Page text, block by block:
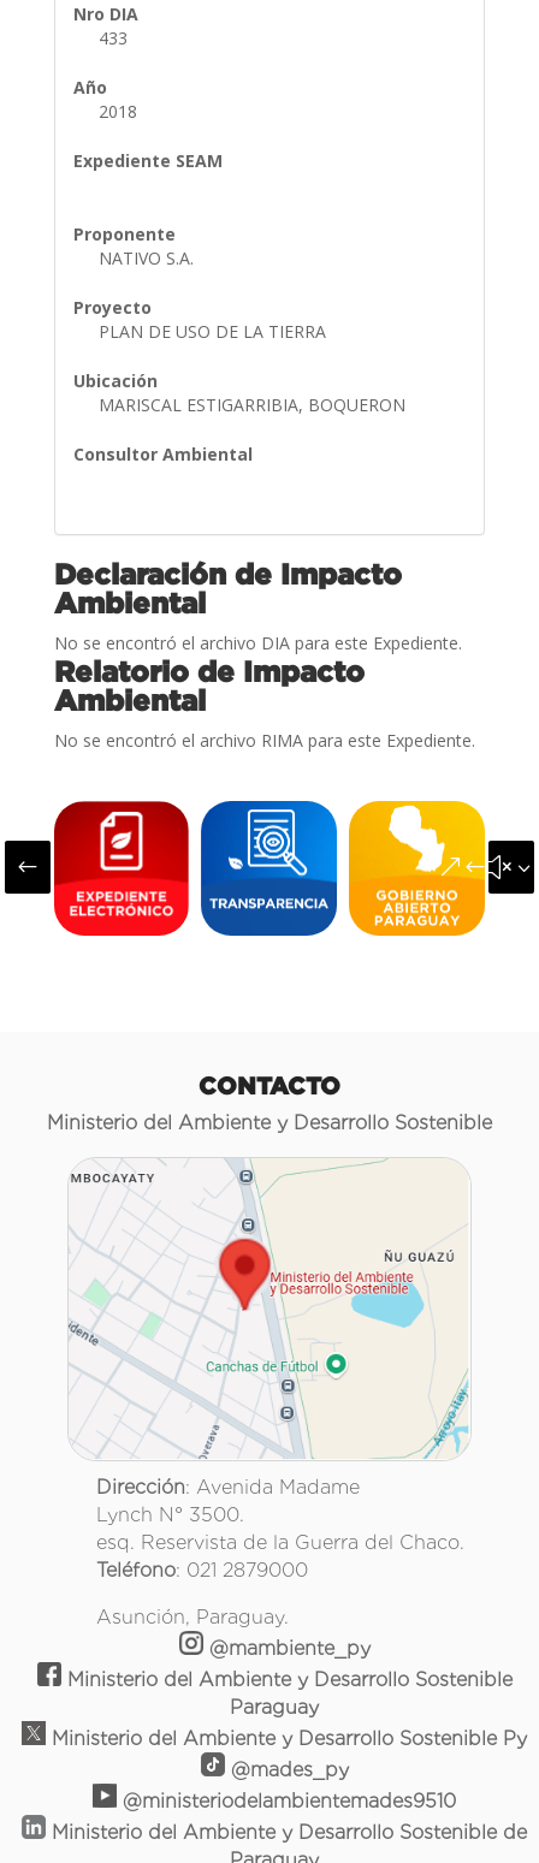
Nro DIA
433
Año
2018
Expediente SEAM
Proponente
NATIVO S.A.
Proyecto
PLAN DE USO DE LA TIERRA
Ubicación
MARISCAL ESTIGARRIBIA, BOQUERON
Consultor Ambiental
Declaración de Impacto
Ambiental
No se encontró el archivo DIA para este Expediente.
Relatorio de Impacto
Ambiental
No se encontró el archivo RIMA para este Expediente.
#
CONTACTO
Ministerio del Ambiente y Desarrollo Sostenible
Dirección: Avenida Madame
Lynch N° 3500.
esq. Reservista de la Guerra del Chaco.
Teléfono: 021 2879000
Asunción, Paraguay.
@mambiente_py
Ministerio del Ambiente y Desarrollo Sostenible
Paraguay
Ministerio del Ambiente y Desarrollo Sostenible Py
@mades_py
@ministeriodelambientemades9510
Ministerio del Ambiente y Desarrollo Sostenible de